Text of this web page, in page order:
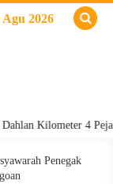
2026
Kilometer 4
Penegak